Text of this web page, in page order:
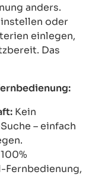
anders.
oder
einlegen,
Das
Kein
– einfach